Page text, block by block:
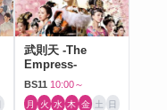
武則天 -The
Empress-
BS11 10:00～
月 火 水 木 金 土 日